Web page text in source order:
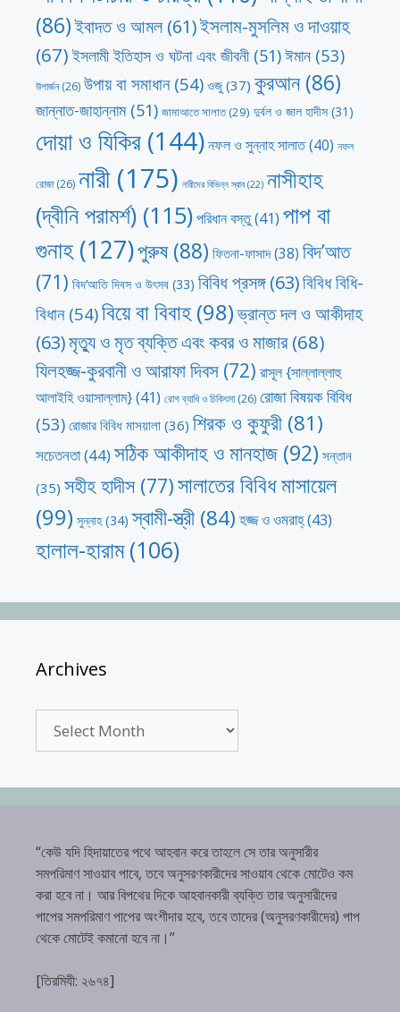
(86)ইবাদত ও আমল(61)ইসলাম-মুসলিম ও দাওয়াহ
(67) ইসলামী ইতিহাস ও ঘটনা এবং জীবনী(51)ঈমান (53)
উপার্জন(26) উপায় বা সমাধান(54) ওজু (37) কুরআন(86)
জান্নাত-জাহান্নাম(51) জামাআতে সালাত(29) দুর্বল ও জাল হাদীস (31)
দোয়া ও যিকির (144)নফল ও সুন্নাহ সালাত(40) নফল
রোজা(26) নারী(175) নারীদের বিভিন্ন স্রাব(22) নাসীহাহ
(দ্বীনি পরামর্শ) (115)পরিধান বস্তু(41) পাপ বা
গুনাহ(127)পুরুষ(88) ফিতনা-ফাসাদ(38) বিদ’আত
(71) বিদ’আতি দিবস ও উৎসব (33) বিবিধ প্রসঙ্গ(63)বিবিধ বিধি-
বিধান(54)বিয়ে বা বিবাহ (98)ভ্রান্ত দল ও আকীদাহ
(63)মৃত্যু ও মৃত ব্যক্তি এবং কবর ও মাজার(68)
যিলহজ্জ-কুরবানী ও আরাফা দিবস (72) রাসূল {সাল্লাল্লাহু
আলাইহি ওয়াসাল্লাম}(41) রোগ ব্যাধি ও চিকিৎসা(26) রোজা বিষয়ক বিবিধ
(53) রোজার বিবিধ মাসয়ালা (36) শিরক ও কুফুরী (81)
সচেতনতা(44) সঠিক আকীদাহ ও মানহাজ (92) সন্তান
(35) সহীহ হাদীস(77)সালাতের বিবিধ মাসায়েল
(99) সুন্নাহ(34) স্বামী-স্ত্রী(84) হজ্জ ও ওমরাহ্‌(43)
হালাল-হারাম(106)
Archives
“কেউ যদি হিদায়াতের পথে আহবান করে তাহলে সে তার অনুসারীর
সমপরিমাণ সাওয়াব পাবে, তবে অনুসরণকারীদের সাওয়াব থেকে মোটেও কম
করা হবে না। আর বিপথের দিকে আহবানকারী ব্যক্তি তার অনুসারীদের
পাপের সমপরিমাণ পাপের অংশীদার হবে, তবে তাদের (অনুসরণকারীদের) পাপ
থেকে মোটেই কমানো হবে না।”
[তিরমিযী: ২৬৭৪]